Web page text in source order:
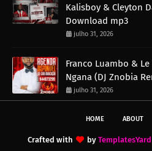
Kalisboy & Cleyton
Download mp3
julho 31, 2026
Franco Luambo & Le
Ngana (DJ Znobia
julho 31, 2026
HOME ABOUT
Crafted with by TemplatesYard